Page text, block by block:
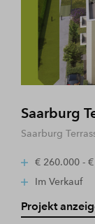
Saarburg
Saarburg
€ 260.000 -
Im Verkauf
Projekt